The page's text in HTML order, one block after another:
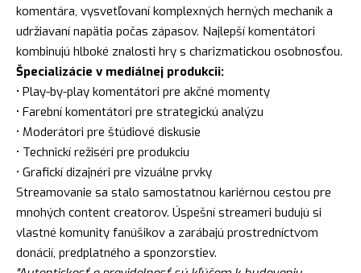
komentára, vysvetľovaní komplexných herných mechaník a
udržiavaní napätia počas zápasov. Najlepší komentátori
kombinujú hlboké znalosti hry s charizmatickou osobnosťou.
Špecializácie v mediálnej produkcii:
• Play-by-play komentátori pre akčné momenty
• Farební komentátori pre strategickú analýzu
• Moderátori pre štúdiové diskusie
• Technickí režiséri pre produkciu
• Grafickí dizajnéri pre vizuálne prvky
Streamovanie sa stalo samostatnou kariérnou cestou pre
mnohých content creatorov. Úspešní streameri budujú si
vlastné komunity fanúšikov a zarábajú prostredníctvom
donácií, predplatného a sponzorstiev.